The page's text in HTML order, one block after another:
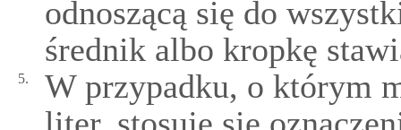
odnoszącą się do
średnik albo kropkę
5.
W przypadku, o którym